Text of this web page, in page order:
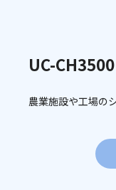
UC-CH3500
農業施設や工場の